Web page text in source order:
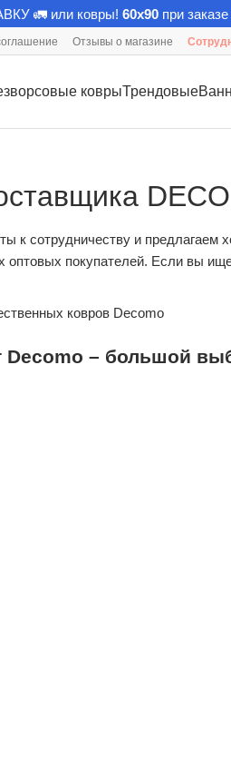
🚛 или ковры! 60х90 при
Отзывы о магазине
коврыТрендовые
к сотрудничеству и предлагаем
оптовых покупателей. Если вы
Decomo – большой